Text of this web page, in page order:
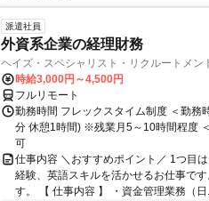
派遣社員
外資系企業の経理財務
ヘイズ・スペシャリスト・リクルートメン
時給3,000円～4,500円
フルリモート
勤務時間 フレックスタイム制度 ＜勤
分 休憩1時間) ※残業月5～10時間程度
可
仕事内容 ＼おすすめポイント／ 1つ目
経験、英語スキルを活かせるお仕事で
す。 【 仕事内容 】 ・資金管理業務（日